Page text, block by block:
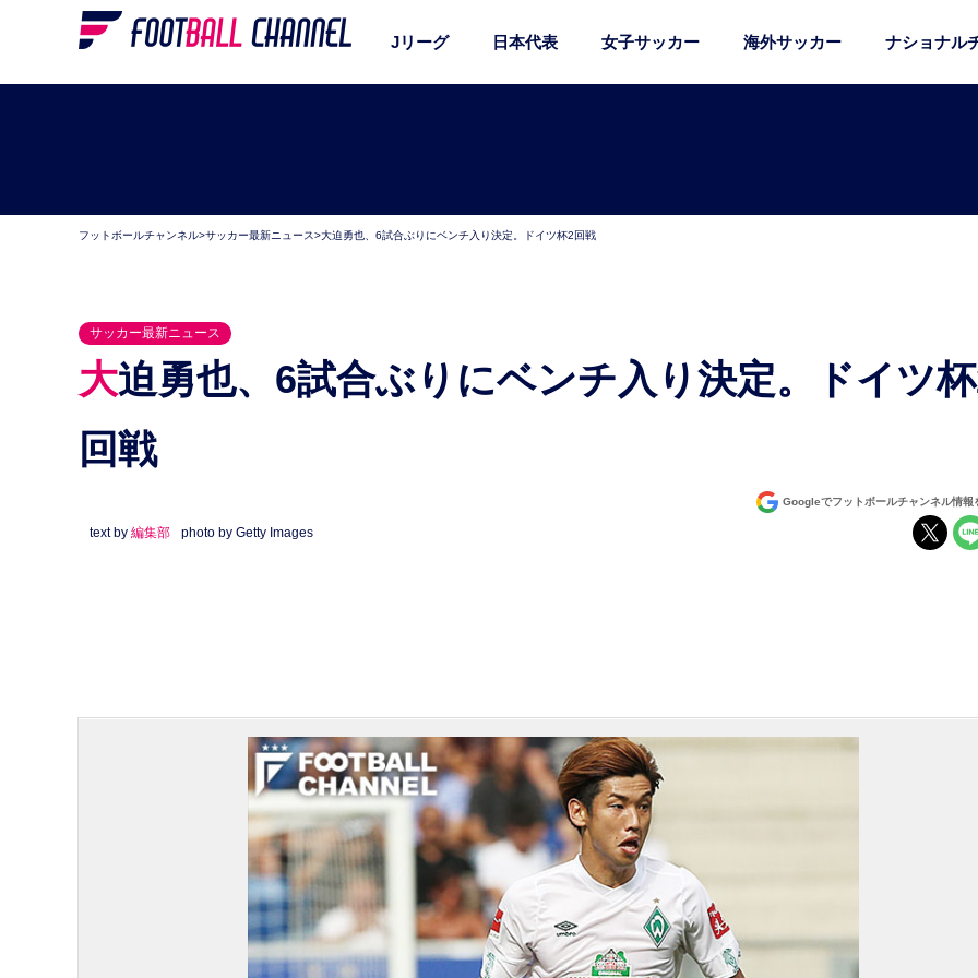
Jリーグ 日本代表 女子サッカー 海外サッカー ナショナル
フットボールチャンネル>サッカー最新ニュース>大迫勇也、6試合ぶりにベンチ入り決定。ドイツ杯2回戦
サッカー最新ニュース
大迫勇也、6試合ぶりにベンチ入り決定。ドイツ杯2
回戦
Googleでフットボールチャンネル情報
text by 編集部 photo by Getty Images